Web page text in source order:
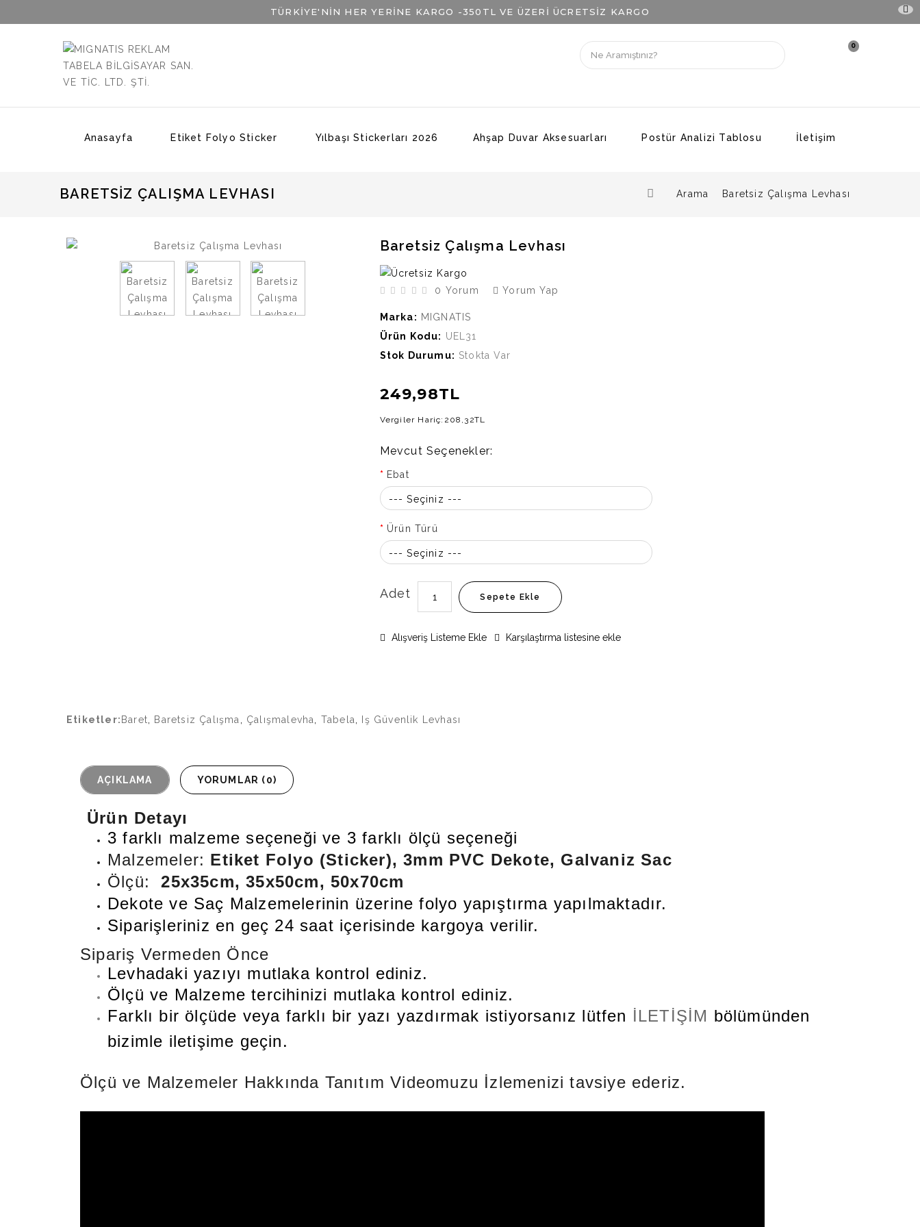
TÜRKİYE'NİN HER YERİNE KARGO -350TL VE ÜZERİ ÜCRETSİZ KARGO
0
Anasayfa Etiket Folyo Sticker Yılbaşı Stickerları 2026 Ahşap Duvar Aksesuarları Postür Analizi Tablosu İletişim
BARETSIZ ÇALIŞMA LEVHASI Arama Baretsiz Çalışma Levhası
Baretsiz Çalışma Levhası
0 Yorum Yorum Yap
Marka: MIGNATIS
Ürün Kodu: UEL31
Stok Durumu: Stokta Var
249,98TL
Vergiler Hariç: 208,32TL
Mevcut Seçenekler:
Ebat
--- Seçiniz ---
Ürün Türü
--- Seçiniz ---
Adet Sepete Ekle
Alışveriş Listeme Ekle Karşılaştırma listesine ekle
Etiketler: Baret Baretsiz Çalışma Çalışmalevha Tabela Iş Güvenlik Levhası
AÇIKLAMA YORUMLAR (0)
Ürün Detayı
3 farklı malzeme seçeneği ve 3 farklı ölçü seçeneği
Malzemeler: Etiket Folyo (Sticker), 3mm PVC Dekote, Galvaniz Sac
Ölçü:
25x35cm, 35x50cm, 50x70cm
Dekote ve Saç Malzemelerinin üzerine folyo yapıştırma yapılmaktadır.
Siparişleriniz en geç 24 saat içerisinde kargoya verilir.
Sipariş Vermeden Önce
Levhadaki yazıyı mutlaka kontrol ediniz.
Ölçü ve Malzeme tercihinizi mutlaka kontrol ediniz.
Farklı bir ölçüde veya farklı bir yazı yazdırmak istiyorsanız lütfen İLETİŞİM bölümünden
bizimle iletişime geçin.
Ölçü ve Malzemeler Hakkında Tanıtım Videomuzu İzlemenizi tavsiye ederiz.